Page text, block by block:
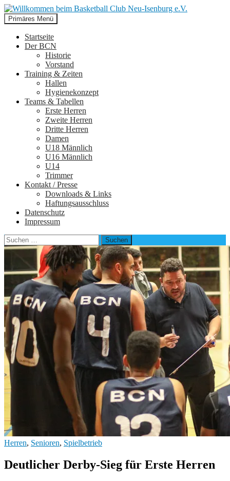
Willkommen beim Basketball
Club Neu-Isenburg e.V.
Suchen
Primäres Menü
Inhalt
Startseite
Der BCN
Historie
Vorstand
Training & Zeiten
Hallen
Hygienekonzept
Teams & Tabellen
Erste Herren
Zweite Herren
Dritte Herren
Damen
U18 Männlich
U16 Männlich
U14
Trimmer
Kontakt / Presse
Downloads & Links
Haftungsausschluss
Datenschutz
Impressum
Suchen
nach:
Herren, Senioren, Spielbetrieb
Deutlicher Derby-Sieg für Erste Herren